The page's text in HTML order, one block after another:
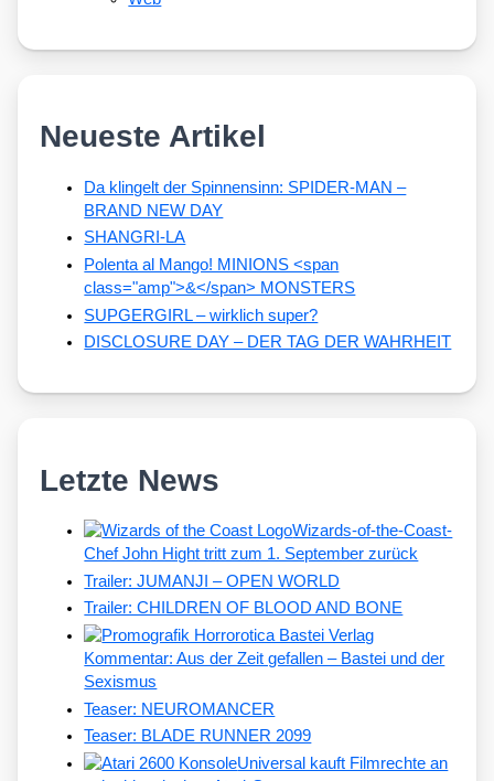
Neueste Artikel
Da klingelt der Spinnensinn: SPIDER-MAN –
BRAND NEW DAY
SHANGRI-LA
Polenta al Mango! MINIONS <span
class="amp">&</span> MONSTERS
SUPGERGIRL – wirklich super?
DISCLOSURE DAY – DER TAG DER WAHRHEIT
Letzte News
Wizards-of-the-Coast-
Chef John Hight tritt zum 1. September zurück
Trailer: JUMANJI – OPEN WORLD
Trailer: CHILDREN OF BLOOD AND BONE
Kommentar: Aus der Zeit gefallen – Bastei und der
Sexismus
Teaser: NEUROMANCER
Teaser: BLADE RUNNER 2099
Universal kauft Filmrechte an